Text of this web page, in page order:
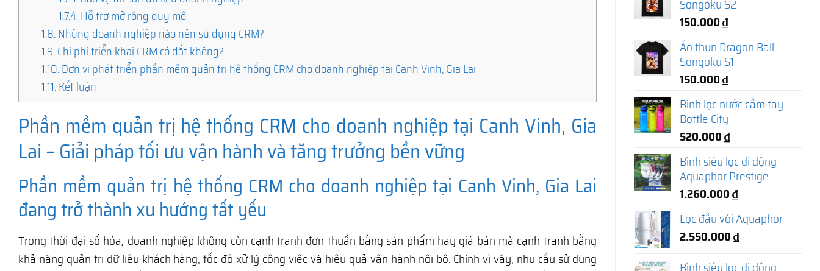
1.7.4.Hỗ trợ mở rộng quy mô
1.8.Những doanh nghiệp nào nên sử dụng CRM?
1.9.Chi phí triển khai CRM có đắt không?
1.10.Đơn vị phát triển phần mềm quản trị hệ thống CRM cho doanh nghiệp tại Canh Vinh, Gia Lai
1.11.Kết luận
Phần mềm quản trị hệ thống CRM cho doanh nghiệp tại Canh Vinh, Gia
Lai – Giải pháp tối ưu vận hành và tăng trưởng bền vững
Phần mềm quản trị hệ thống CRM cho doanh nghiệp tại Canh Vinh, Gia Lai
đang trở thành xu hướng tất yếu
Trong thời đại số hóa, doanh nghiệp không còn cạnh tranh đơn thuần bằng sản phẩm hay giá bán mà cạnh tranh bằng
khả năng quản trị dữ liệu khách hàng, tốc độ xử lý công việc và hiệu quả vận hành nội bộ. Chính vì vậy, nhu cầu sử dụng
Songoku S2
150.000₫
Áo thun Dragon Ball
Songoku S1
150.000₫
Bình lọc nước cầm tay
Bottle City
520.000₫
Bình siêu lọc di động
Aquaphor Prestige
1.260.000₫
Lọc đầu vòi Aquaphor
2.550.000₫
Bình siêu lọc di động